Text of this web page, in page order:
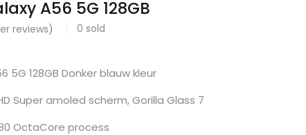
A56 5G 128GB
reviews) 0 sold
5G 128GB Donker blauw kleur
Super amoled scherm, Gorilla Glass 7
OctaCore process